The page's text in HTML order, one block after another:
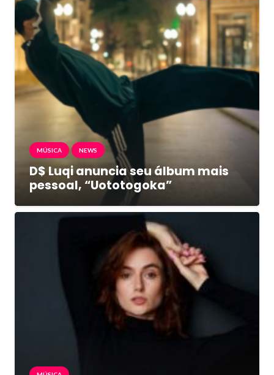
MÚSICA NEWS
D$ Luqi anuncia seu álbum mais
pessoal, “Uototogoka”